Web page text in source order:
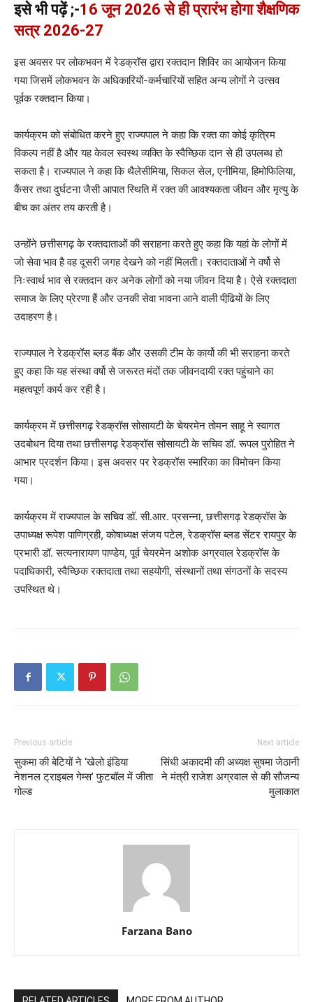
इसे भी पढ़ें ;-16 जून 2026 से ही प्रारंभ होगा शैक्षणिक
सत्र 2026-27
इस अवसर पर लोकभवन में रेडक्रॉस द्वारा रक्तदान शिविर का आयोजन किया
गया जिसमें लोकभवन के अधिकारियों-कर्मचारियों सहित अन्य लोगों ने उत्सव
पूर्वक रक्तदान किया।
कार्यक्रम को संबोधित करने हुए राज्यपाल ने कहा कि रक्त का कोई कृत्रिम
विकल्प नहीं है और यह केवल स्वस्थ व्यक्ति के स्वैच्छिक दान से ही उपलब्ध हो
सकता है। राज्यपाल ने कहा कि थैलेसीमिया, सिकल सेल, एनीमिया, हिमोफिलिया,
कैंसर तथा दुर्घटना जैसी आपात स्थिति में रक्त की आवश्यकता जीवन और मृत्यु के
बीच का अंतर तय करती है।
उन्होंने छत्तीसगढ़ के रक्तदाताओं की सराहना करते हुए कहा कि यहां के लोगों में
जो सेवा भाव है वह दूसरी जगह देखने को नहीं मिलती। रक्तदाताओं ने वर्षो से
निःस्वार्थ भाव से रक्तदान कर अनेक लोगों को नया जीवन दिया है। ऐसे रक्तदाता
समाज के लिए प्रेरणा हैं और उनकी सेवा भावना आने वाली पीढि़यों के लिए
उदाहरण है।
राज्यपाल ने रेडक्रॉस ब्लड बैंक और उसकी टीम के कार्यो की भी सराहना करते
हुए कहा कि यह संस्था वर्षो से जरूरत मंदों तक जीवनदायी रक्त पहुंचाने का
महत्वपूर्ण कार्य कर रही है।
कार्यक्रम में छत्तीसगढ़ रेडक्रॉस सोसायटी के चेयरमेन तोमन साहू ने स्वागत
उदबोधन दिया तथा छत्तीसगढ़ रेडक्रॉस सोसायटी के सचिव डॉ. रूपल पुरोहित ने
आभार प्रदर्शन किया। इस अवसर पर रेडक्रॉस स्मारिका का विमोचन किया
गया।
कार्यक्रम में राज्यपाल के सचिव डॉ. सी.आर. प्रसन्ना, छत्तीसगढ़ रेडक्रॉस के
उपाध्यक्ष रूपेश पाणिग्रही, कोषाध्यक्ष संजय पटेल, रेडक्रॉस ब्लड सेंटर रायपुर के
प्रभारी डॉ. सत्यनारायण पाण्डेय, पूर्व चेयरमेन अशोक अग्रवाल रेडक्रॉस के
पदाधिकारी, स्वैच्छिक रक्तदाता तथा सहयोगी, संस्थानों तथा संगठनों के सदस्य
उपस्थित थे।
Previous article
सुकमा की बेटियों ने ‘खेलो इंडिया
नेशनल ट्राइबल गेम्स’ फुटबॉल में जीता
गोल्ड
Next article
सिंधी अकादमी की अध्यक्ष सुषमा जेठानी
ने मंत्री राजेश अग्रवाल से की सौजन्य
मुलाकात
Farzana Bano